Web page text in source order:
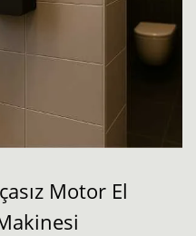
Motor El